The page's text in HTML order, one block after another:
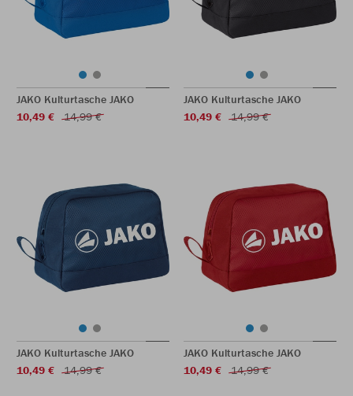
JAKO Kulturtasche JAKO
10,49 €
14,99 €
JAKO Kulturtasche JAKO
10,49 €
14,99 €
JAKO Kulturtasche JAKO
10,49 €
14,99 €
JAKO Kulturtasche JAKO
10,49 €
14,99 €